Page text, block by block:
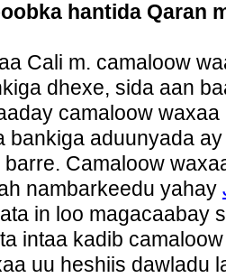
hantida Qaran
Cali m. camaloow
dhexe, sida aan
camaloow
bankiga aduunyada
Camaloow
nambarkeedu yahay
in loo magacaabay
intaa kadib
uu heshiis dawladu